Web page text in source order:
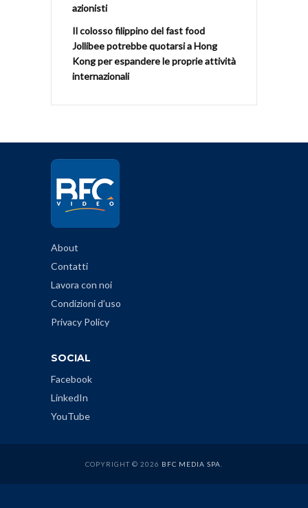
azionisti
Il colosso filippino del fast food
Jollibee potrebbe quotarsi a Hong
Kong per espandere le proprie attività
internazionali
About
Contatti
Lavora con noi
Condizioni d’uso
Privacy Policy
SOCIAL
Facebook
LinkedIn
YouTube
COPYRIGHT © 2026 BFC MEDIA SPA